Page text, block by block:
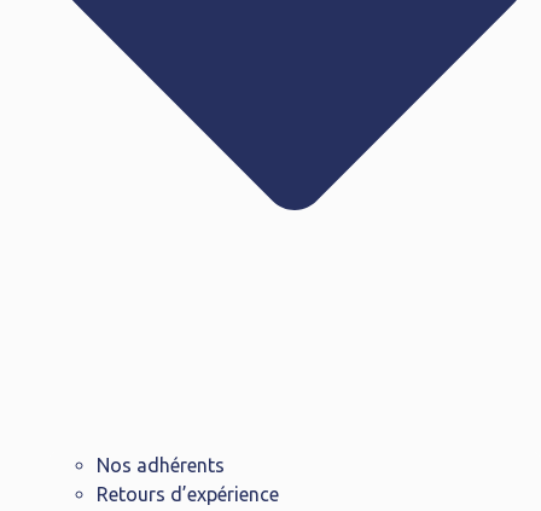
Nos adhérents
Retours d’expérience